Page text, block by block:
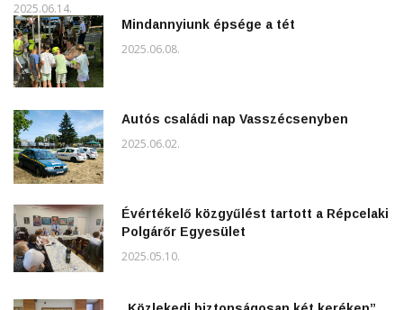
2025.06.14.
Mindannyiunk épsége a tét
2025.06.08.
Autós családi nap Vasszécsenyben
2025.06.02.
Évértékelő közgyűlést tartott a Répcelaki
Polgárőr Egyesület
2025.05.10.